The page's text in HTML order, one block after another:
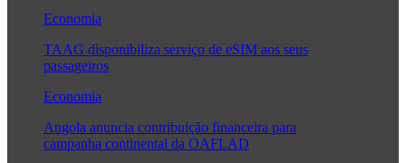
Economia
TAAG disponibiliza serviço de eSIM aos seus
passageiros
Economia
Angola anuncia contribuição financeira para
campanha continental da OAFLAD